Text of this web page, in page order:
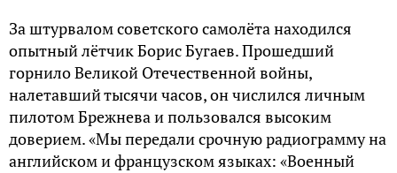
За штурвалом советского самолёта находился
опытный лётчик Борис Бугаев. Прошедший
горнило Великой Отечественной войны,
налетавший тысячи часов, он числился личным
пилотом Брежнева и пользовался высоким
доверием. «Мы передали срочную радиограмму на
английском и французском языках: «Военный